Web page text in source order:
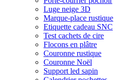
Luge neige 3D
Marque-place rustique
Etiquette cadeau SNC
Test cachets de cire
Flocons en plâtre
Couronne rustique
Couronne Noël
Support led sapin